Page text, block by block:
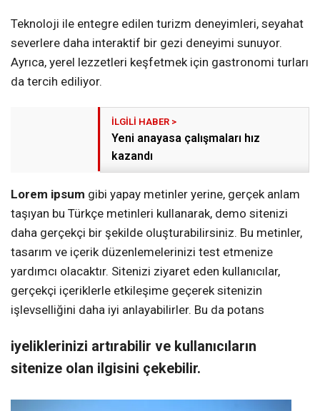
Teknoloji ile entegre edilen turizm deneyimleri, seyahat
severlere daha interaktif bir gezi deneyimi sunuyor.
Ayrıca, yerel lezzetleri keşfetmek için gastronomi turları
da tercih ediliyor.
Yeni anayasa çalışmaları hız
kazandı
Lorem ipsum gibi yapay metinler yerine, gerçek anlam
taşıyan bu Türkçe metinleri kullanarak, demo sitenizi
daha gerçekçi bir şekilde oluşturabilirsiniz. Bu metinler,
tasarım ve içerik düzenlemelerinizi test etmenize
yardımcı olacaktır. Sitenizi ziyaret eden kullanıcılar,
gerçekçi içeriklerle etkileşime geçerek sitenizin
işlevselliğini daha iyi anlayabilirler. Bu da potans
iyeliklerinizi artırabilir ve kullanıcıların
sitenize olan ilgisini çekebilir.